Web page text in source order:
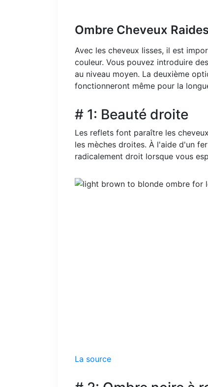
Ombre Cheveux
Avec les cheveux lisses, il est
couleur. Vous pouvez introduire
au niveau moyen. La deuxième
fonctionneront même pour la
# 1: Beauté droite
Les reflets font paraître les
les mèches droites. À l'aide d'un
radicalement droit lorsque vous
La source